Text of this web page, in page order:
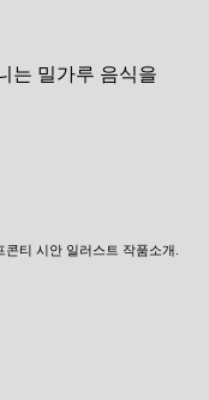
는 밀가루 음식을
티 시안 일러스트 작품소개.